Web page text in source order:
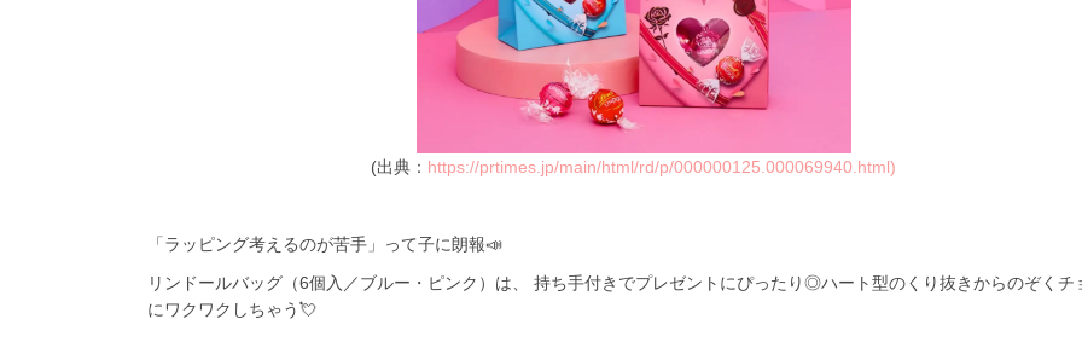
(出典： https://prtimes.jp/main/html/rd/p/000000125.000069940.html)
「ラッピング考えるのが苦手」って子に朗報📣
リンドールバッグ（6個入／ブルー・ピンク）は、 持ち手付きでプレゼントにぴったり◎ハート型のくり抜きからのぞくチ
にワクワクしちゃう💘